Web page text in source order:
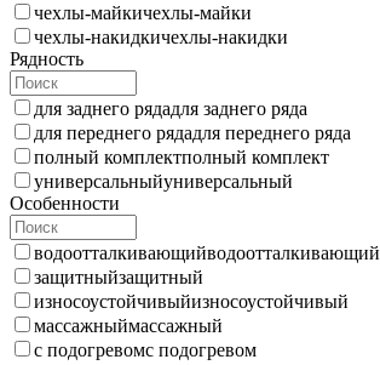
чехлы-майкичехлы-майки
чехлы-накидкичехлы-накидки
Рядность
для заднего рядадля заднего ряда
для переднего рядадля переднего ряда
полный комплектполный комплект
универсальныйуниверсальный
Особенности
водоотталкивающийводоотталкивающий
защитныйзащитный
износоустойчивыйизносоустойчивый
массажныймассажный
с подогревомс подогревом